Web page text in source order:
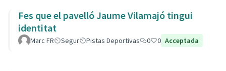
Fes que el pavelló Jaume Vilamajó tingui
identitat
Marc FR Segur Pistas Deportivas 0 0 Acceptada